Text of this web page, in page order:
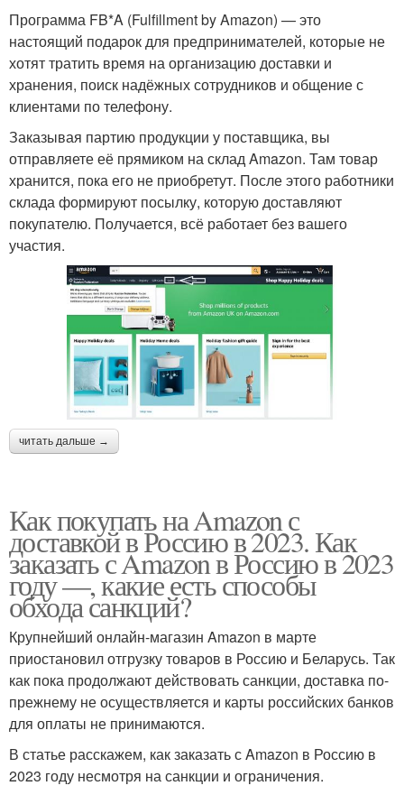
Программа FB*A (Fulfillment by Amazon) — это
настоящий подарок для предпринимателей, которые не
хотят тратить время на организацию доставки и
хранения, поиск надёжных сотрудников и общение с
клиентами по телефону.
Заказывая партию продукции у поставщика, вы
отправляете её прямиком на склад Amazon. Там товар
хранится, пока его не приобретут. После этого работники
склада формируют посылку, которую доставляют
покупателю. Получается, всё работает без вашего
участия.
читать дальше →
Как покупать на Amazon с
доставкой в Россию в 2023. Как
заказать с Amazon в Россию в 2023
году —, какие есть способы
обхода санкций?
Крупнейший онлайн-магазин Amazon в марте
приостановил отгрузку товаров в Россию и Беларусь. Так
как пока продолжают действовать санкции, доставка по-
прежнему не осуществляется и карты российских банков
для оплаты не принимаются.
В статье расскажем, как заказать с Amazon в Россию в
2023 году несмотря на санкции и ограничения.